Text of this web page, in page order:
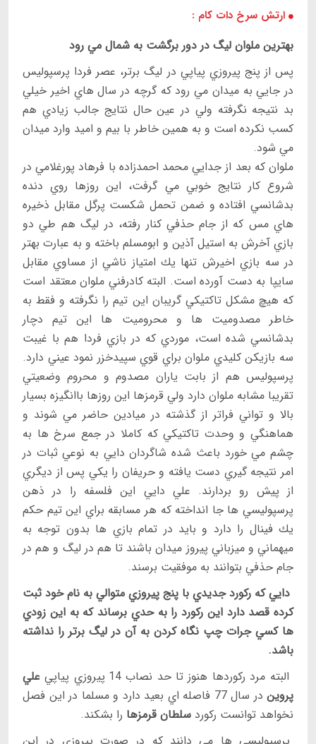
ارتش سرخ دات کام :
بهترين ملوان ليگ در دور برگشت به شمال مي رود
پس از پنج پيروزي پياپي در ليگ برتر، عصر فردا پرسپوليس
در جايي به ميدان مي رود كه گرچه در سال هاي اخير خيلي
بد نتيجه نگرفته ولي در عين حال نتايج جالب زيادي هم
كسب نكرده است و به همين خاطر با بيم و اميد وارد ميدان
مي شود.
ملوان كه بعد از جدايي محمد احمدزاده با فرهاد پورغلامي در
شروع كار نتايج خوبي مي گرفت، اين روزها روي دنده
بدشانسي افتاده و ضمن تحمل شكست پرگل مقابل ذخيره
هاي مس كه از جام حذفي كنار رفته، در ليگ هم طي دو
بازي آخرش به استيل آذين و ابومسلم باخته و به عبارت بهتر
در سه بازي اخيرش تنها يك امتياز ناشي از مساوي مقابل
سايپا به دست آورده است. البته كادرفني ملوان معتقد است
كه هيچ مشكل تاكتيكي گريبان اين تيم را نگرفته و فقط به
خاطر مصدوميت ها و محروميت ها اين تيم دچار
بدشانسي شده است، موردي كه در بازي فردا هم با غيبت
سه بازيكن كليدي ملوان براي قوي سپيدخزر نمود عيني دارد.
پرسپوليس هم از بابت ياران مصدوم و محروم وضعيتي
تقريبا مشابه ملوان دارد ولي قرمزها اين روزها باانگيزه بسيار
بالا و تواني فراتر از گذشته در ميادين حاضر مي شوند و
هماهنگي و وحدت تاكتيكي كه كاملا در جمع سرخ ها به
چشم مي خورد باعث شده شاگردان دايي به نوعي ثبات در
امر نتيجه گيري دست يافته و حريفان را يكي پس از ديگري
از پيش رو بردارند. علي دايي اين فلسفه را در ذهن
پرسپوليسي ها جا انداخته كه هر مسابقه براي اين تيم حكم
يك فينال را دارد و بايد در تمام بازي ها بدون توجه به
ميهماني و ميزباني پيروز ميدان باشند تا هم در ليگ و هم در
جام حذفي بتوانند به موفقيت برسند.
دايي كه ركورد جديدي با پنج پيروزي متوالي به نام خود ثبت
كرده قصد دارد اين ركورد را به حدي برساند كه به اين زودي
ها كسي جرات چپ نگاه كردن به آن در ليگ برتر را نداشته
باشد.
البته مرد ركوردها هنوز تا حد نصاب 14 پيروزي پياپي
علي
پروين
در سال 77 فاصله اي بعيد دارد و مسلما در اين فصل
نخواهد توانست ركورد سلطان قرمزها را بشكند.